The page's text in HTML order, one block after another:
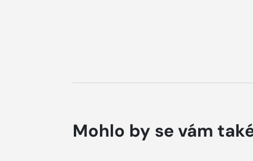
Mohlo by se vám